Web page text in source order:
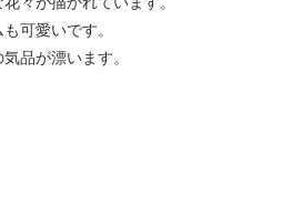
可愛いです。
品が漂います。